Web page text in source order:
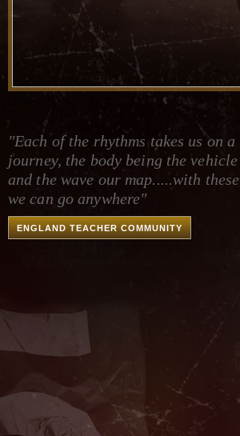
"Each of the rhythms takes us on a
journey, the body being the vehicle
and the wave our map.....with these
we can go anywhere"
ENGLAND TEACHER COMMUNITY